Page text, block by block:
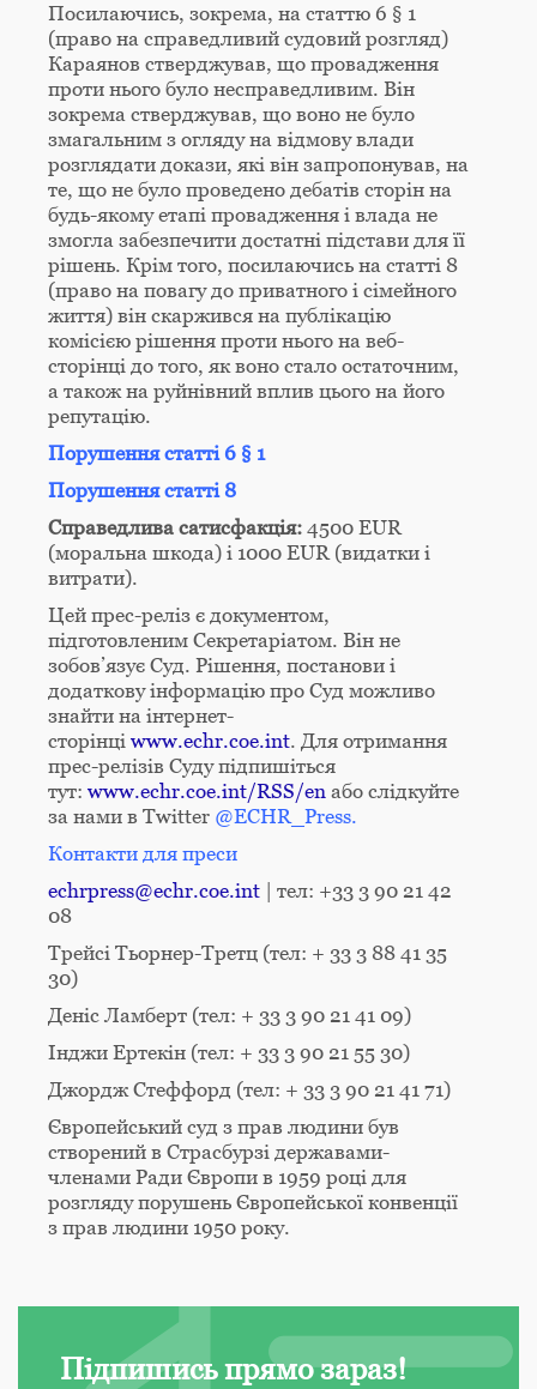
Посилаючись, зокрема, на статтю 6 § 1
(право на справедливий судовий розгляд)
Караянов стверджував, що провадження
проти нього було несправедливим. Він
зокрема стверджував, що воно не було
змагальним з огляду на відмову влади
розглядати докази, які він запропонував, на
те, що не було проведено дебатів сторін на
будь-якому етапі провадження і влада не
змогла забезпечити достатні підстави для її
рішень. Крім того, посилаючись на статті 8
(право на повагу до приватного і сімейного
життя) він скаржився на публікацію
комісією рішення проти нього на веб-
сторінці до того, як воно стало остаточним,
а також на руйнівний вплив цього на його
репутацію.
Порушення статті 6 § 1
Порушення статті 8
Справедлива сатисфакція: 4500 EUR
(моральна шкода) і 1000 EUR (видатки і
витрати).
Цей прес-реліз є документом,
підготовленим Секретаріатом. Він не
зобов’язує Суд. Рішення, постанови і
додаткову інформацію про Суд можливо
знайти на інтернет-
сторінці www.echr.coe.int. Для отримання
прес-релізів Суду підпишіться
тут: www.echr.coe.int/RSS/en або слідкуйте
за нами в Twitter @ECHR_Press.
Контакти для преси
echrpress@echr.coe.int | тел: +33 3 90 21 42
08
Трейсі Тьорнер-Третц (тел: + 33 3 88 41 35
30)
Деніс Ламберт (тел: + 33 3 90 21 41 09)
Інджи Ертекін (тел: + 33 3 90 21 55 30)
Джордж Стеффорд (тел: + 33 3 90 21 41 71)
Європейський суд з прав людини був
створений в Страсбурзі державами-
членами Ради Європи в 1959 році для
розгляду порушень Європейської конвенції
з прав людини 1950 року.
Підпишись прямо зараз!